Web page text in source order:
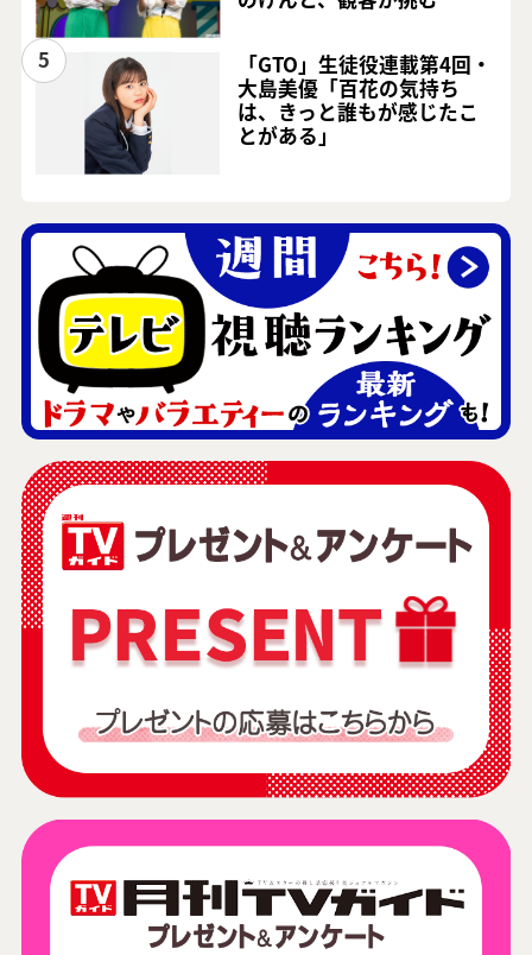
5
「GTO」生徒役連載第4回・
大島美優「百花の気持ち
は、きっと誰もが感じたこ
とがある」